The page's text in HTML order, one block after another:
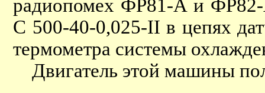
радиопомех ФР81-А и
С 500-40-0,025-II в цепях
термометра системы
Двигатель этой машины